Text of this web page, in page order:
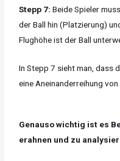
Stepp 7:Beide Spieler
der Ball hin (Platzierung)
Flughöhe ist der Ball
In Stepp 7 sieht man, dass
eine Aneinanderreihung von
Genauso wichtig ist es
erahnen und zu